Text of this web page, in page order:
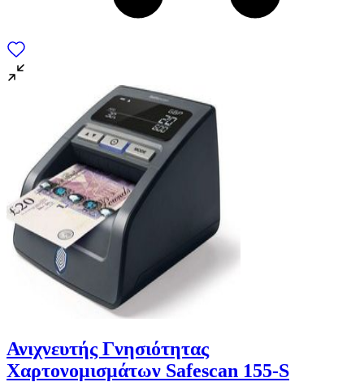
Ανιχνευτής Γνησιότητας
Χαρτονομισμάτων Safescan 155-S